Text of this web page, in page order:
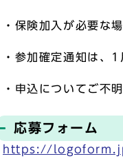
・保険加入が必要な
・参加確定通知は、
・申込についてご不
応募フォーム
https://